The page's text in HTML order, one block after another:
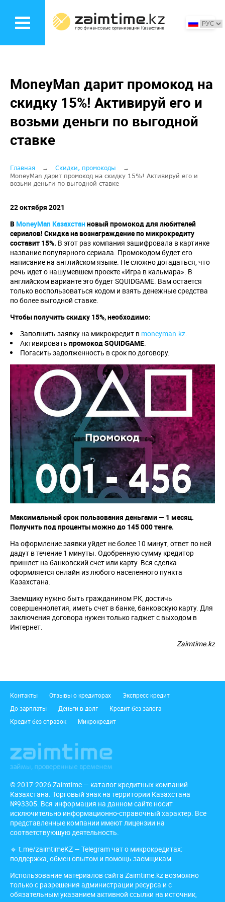
основному
MoneyMan дарит промокод на
скидку 15%! Активируй его и
возьми деньги по выгодной
ставке
Строка
навигации
Главная
Скидки, промокоды
MoneyMan дарит промокод на скидку 15%! Активируй его и
возьми деньги по выгодной ставке
22 октября 2021
ВMoneyMan Казахстанновый промокод для любителей
сериалов! Скидка на вознаграждение по микрокредиту
составит 15%. В этот раз компания зашифровала в картинке
название популярного сериала. Промокодом будет его
написание на английском языке. Не сложно догадаться, что
речь идет о нашумевшем проекте «Игра в кальмара». В
английском варианте это будет SQUIDGAME. Вам остается
только воспользоваться кодом и взять денежные средства
по более выгодной ставке.
Чтобы получить скидку 15%, необходимо:
Заполнить заявку на микрокредит в moneyman.kz.
Активировать промокодSQUIDGAME.
Погасить задолженность в срок по договору.
Максимальный срок пользования деньгами — 1 месяц.
Получить под проценты можно до 145 000 тенге.
На оформление заявки уйдет не более 10 минут, ответ по ней
дадут в течение 1 минуты. Одобренную сумму кредитор
пришлет на банковский счет или карту. Вся сделка
оформляется онлайн из любого населенного пункта
Казахстана.
Заемщику нужно быть гражданином РК, достичь
совершеннолетия, иметь счет в банке, банковскую карту. Для
заключения договора нужен только гаджет с выходом в
Интернет.
Zaimtime.kz
Подвал
Контакты Отзывы о кредиторах
Экспресс кредит
До зарплаты
Деньги в долг
Кредит без залога
Кредит без справок
Микрокредит
© 2017-2026 Zaimtime — каталог кредитных компаний
Казахстана. Торговый знак на территории Казахстана
№93305. Вся информация на данном сайте носит
исключительно информационно-справочный характер. Все
представленные компании имеют лицензии на
соответствующую деятельность.
🔹 t.me/zaimtimeKZ — Telegram чат о микрокредитах:
поддержка, обмен опытом и помощь заемщикам.
Использование материалов сайта Zaimtime.kz возможно
только с разрешения администрации ресурса и с
обязательным указанием активной ссылки на источник,